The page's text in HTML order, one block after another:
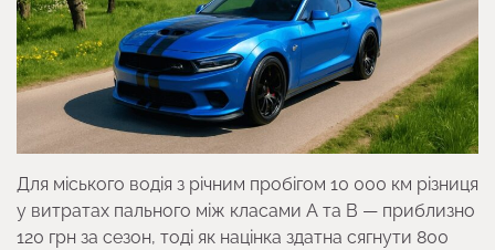
Для міського водія з річним пробігом 10 000 км різниця
у витратах пального між класами A та B — приблизно
120 грн за сезон, тоді як націнка здатна сягнути 800